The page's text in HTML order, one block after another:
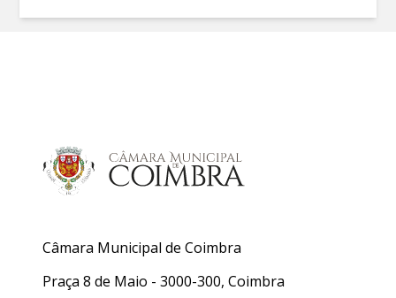
Câmara Municipal de Coimbra
Praça 8 de Maio - 3000-300, Coimbra